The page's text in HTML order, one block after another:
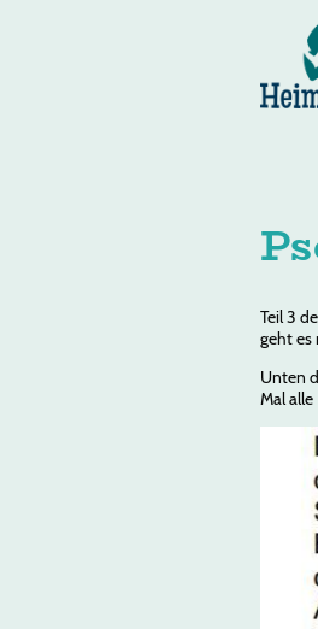
Teil 3
geht es
Unten
Mal